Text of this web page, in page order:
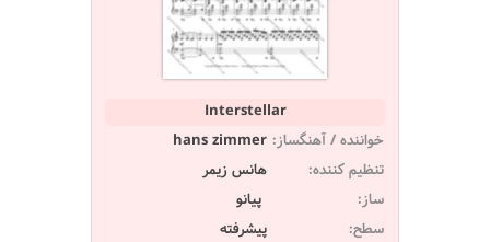
Interstellar
خواننده / آهنگساز: hans zimmer
تنظیم کننده:
هانس زیمر
ساز:
پیانو
سطح:
پیشرفته